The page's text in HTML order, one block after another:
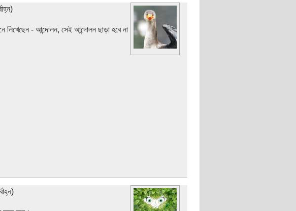
- আন্দোলন, সেই আন্দোলন ছাড়া হবে না